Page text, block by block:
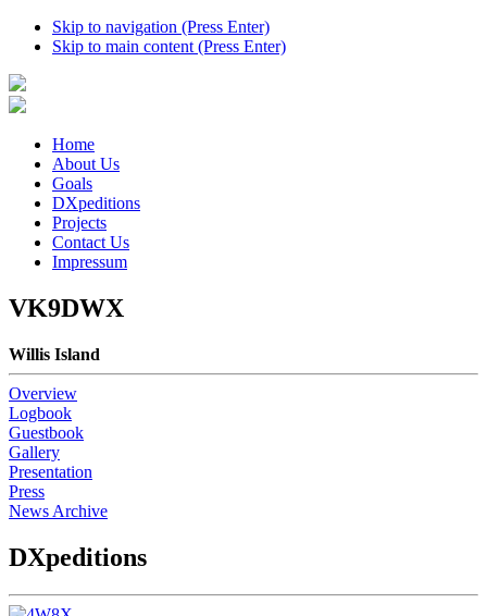
Skip to navigation (Press Enter)
Skip to main content (Press Enter)
Home
About Us
Goals
DXpeditions
Projects
Contact Us
Impressum
VK9DWX
Willis Island
Overview
Logbook
Guestbook
Gallery
Presentation
Press
News Archive
DXpeditions